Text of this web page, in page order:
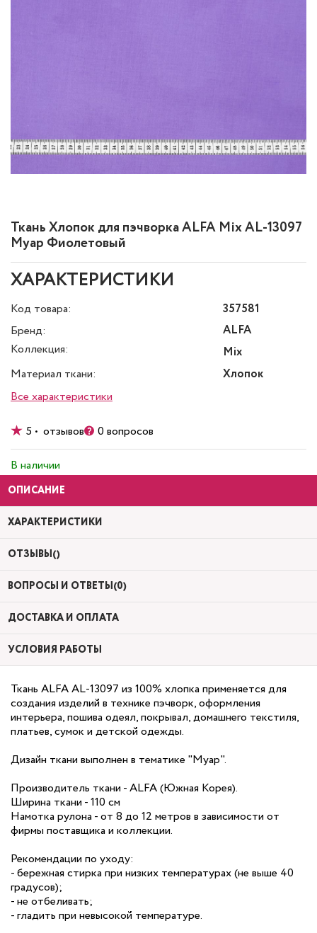
Ткань Хлопок для пэчворка ALFA Mix AL-13097
Муар Фиолетовый
ХАРАКТЕРИСТИКИ
Код товара:
357581
Бренд:
ALFA
Коллекция:
Mix
Материал ткани:
Хлопок
Все характеристики
5 • отзывов 0 вопросов
В наличии
ОПИСАНИЕ
ХАРАКТЕРИСТИКИ
ОТЗЫВЫ()
ВОПРОСЫ И ОТВЕТЫ(0)
ДОСТАВКА И ОПЛАТА
УСЛОВИЯ РАБОТЫ
Ткань ALFA AL-13097 из 100% хлопка применяется для
создания изделий в технике пэчворк, оформления
интерьера, пошива одеял, покрывал, домашнего текстиля,
платьев, сумок и детской одежды.
Дизайн ткани выполнен в тематике "Муар".
Производитель ткани - ALFA (Южная Корея).
Ширина ткани - 110 см
Намотка рулона - от 8 до 12 метров в зависимости от
фирмы поставщика и коллекции.
Рекомендации по уходу:
- бережная стирка при низких температурах (не выше 40
градусов);
- не отбеливать;
- гладить при невысокой температуре.